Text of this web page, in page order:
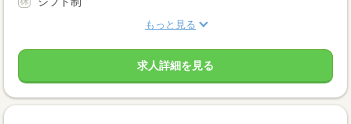
もっと見る
求人詳細を見る